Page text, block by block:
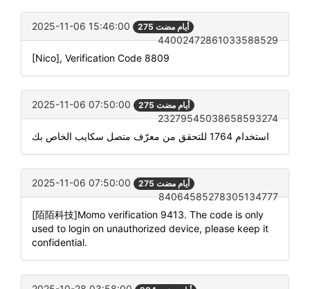
2025-11-06 15:46:00 275 أيام مضت
44002472861033588529
[Nico], Verification Code 8809
2025-11-06 07:50:00 275 أيام مضت
23279545038658593274
استخدام 1764 للتحقق من معرّف متصل سكايب الخاص بك
2025-11-06 07:50:00 275 أيام مضت
84064585278305134777
[陌陌科技]Momo verification 9413. The code is only
used to login on unauthorized device, please keep it
confidential.